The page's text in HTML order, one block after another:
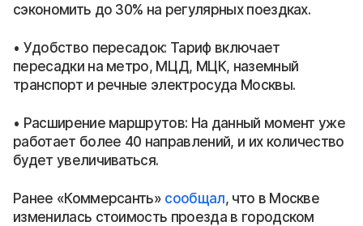
сэкономить до 30% на регулярных поездках.
• Удобство пересадок: Тариф включает
пересадки на метро, МЦД, МЦК, наземный
транспорт и речные электросуда Москвы.
• Расширение маршрутов: На данный момент уже
работает более 40 направлений, и их количество
будет увеличиваться.
Ранее «Коммерсанть» сообщал, что в Москве
изменилась стоимость проезда в городском